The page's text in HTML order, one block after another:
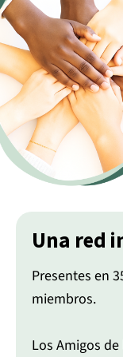
Una red
Presentes en
miembros.
Los Amigos